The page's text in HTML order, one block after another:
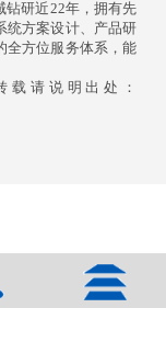
钻研近22年，拥有先
统方案设计、产品研
全方位服务体系，能
请说明出处：